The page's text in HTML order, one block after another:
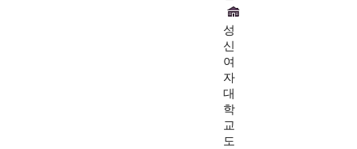
성
신
여
자
대
학
교
도